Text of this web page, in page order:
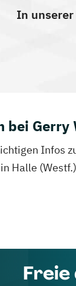
In
bei Gerry
Infos
Halle
Freie